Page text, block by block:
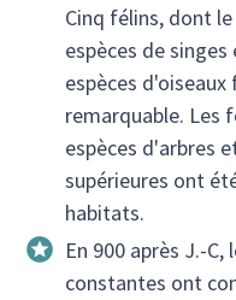
Cinq félins, dont
espèces de
espèces
remarquable. Les
espèces d'arbres
supérieures ont
habitats.
En 900 après J.-
constantes ont